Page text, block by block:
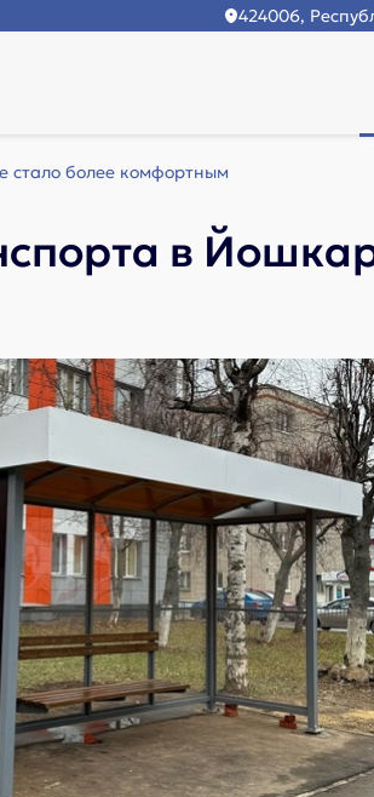
424006,
более комфортным
в